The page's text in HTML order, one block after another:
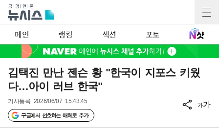
메인 랭킹 섹션 포토
김택진 만난 젠슨 황 "한국이 지포스 키웠
다…아이 러브 한국"
기사등록 2026/06/07 15:43:45
구글에서 선호하는 매체로 추가
가가